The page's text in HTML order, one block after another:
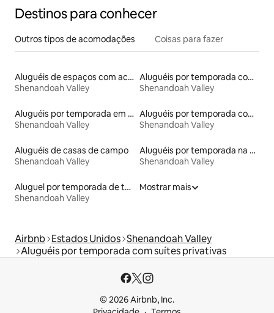
Destinos para conhecer
Outros tipos de acomodações Coisas para fazer
Aluguéis de espaços com acesso direto a pistas de esqui
Shenandoah Valley
Aluguéis por temporada com cama de altura acessível
Shenandoah Valley
Aluguéis por temporada em acampamentos
Shenandoah Valley
Aluguéis por temporada com café da manhã
Shenandoah Valley
Aluguéis de casas de campo
Shenandoah Valley
Aluguéis por temporada na orla
Shenandoah Valley
Aluguel por temporada de townhouses
Shenandoah Valley
Mostrar mais
Airbnb Estados Unidos Shenandoah Valley
Aluguéis por temporada com suítes privativas
© 2026 Airbnb, Inc.